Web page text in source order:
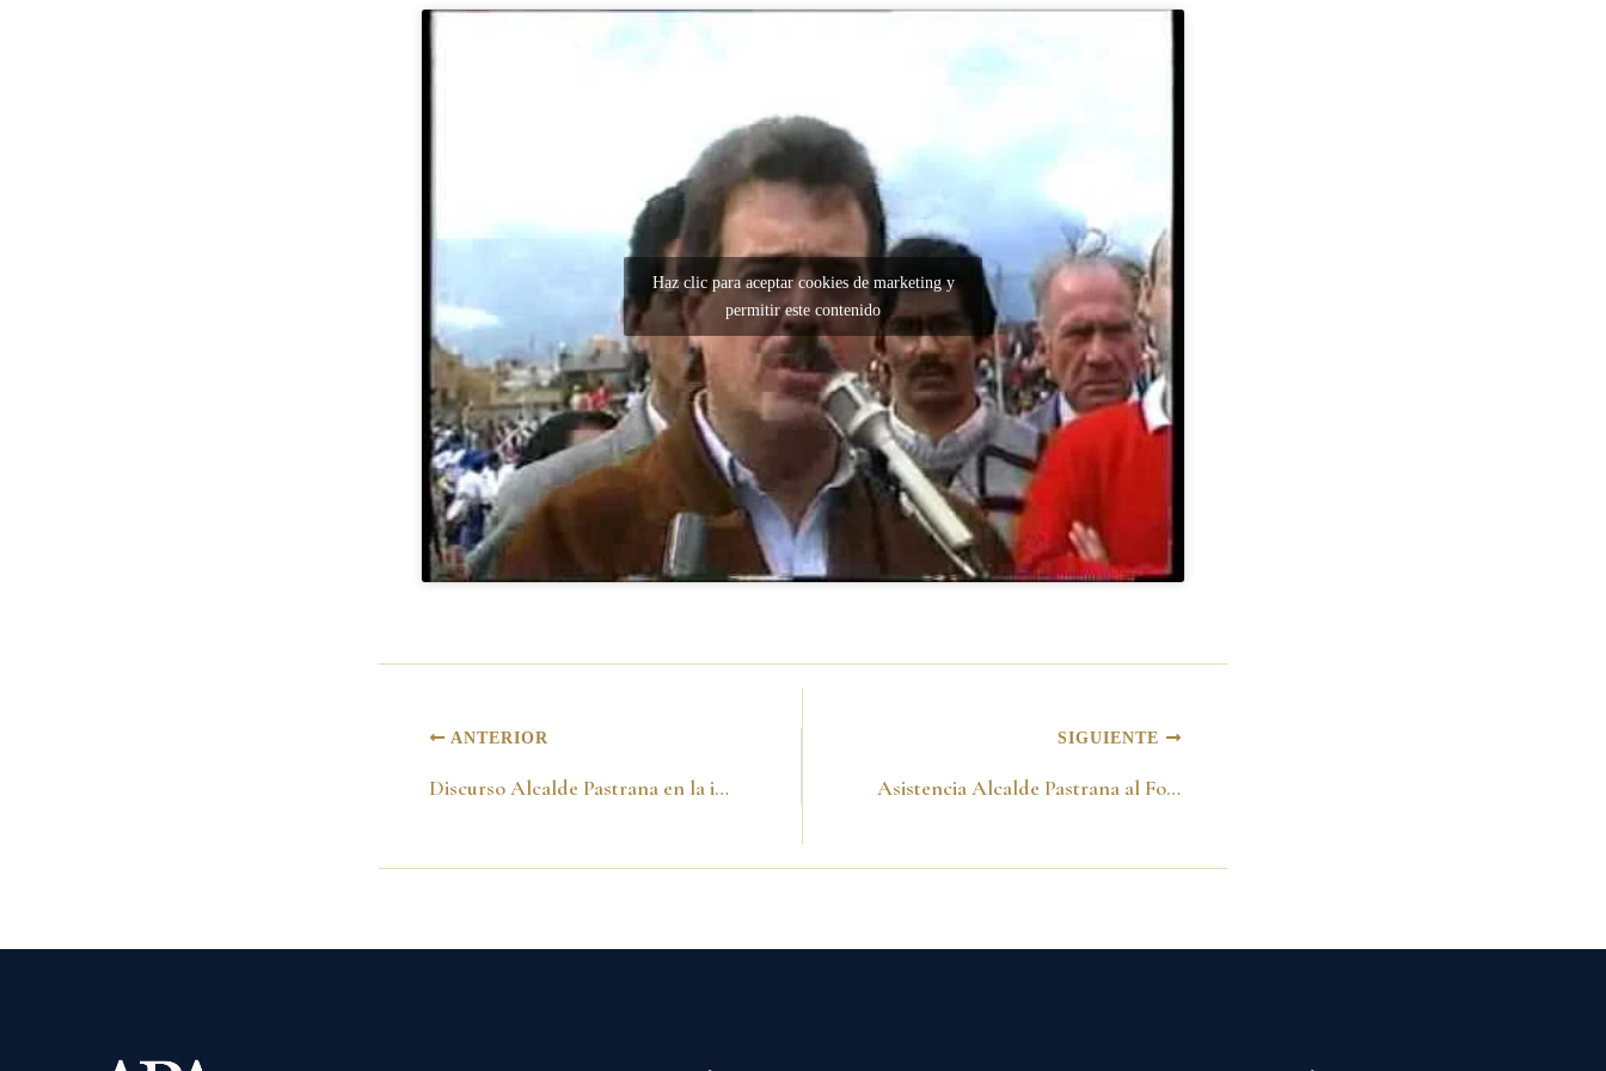
Haz clic para aceptar cookies de marketing y
permitir este contenido
ANTERIOR
Discurso Alcalde Pastrana en la instalación del Consejo de Bogotá -15 de agosto de 1988-
SIGUIENTE
Asistencia Alcalde Pastrana al Foro de Protección al Consumidor -25 de octubre de 1988-